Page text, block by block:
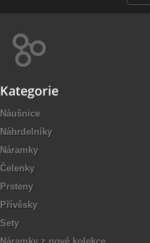
Kategorie
Náušnice
Náhrdelníky
Náramky
Čelenky
Prsteny
Přívěsky
Sety